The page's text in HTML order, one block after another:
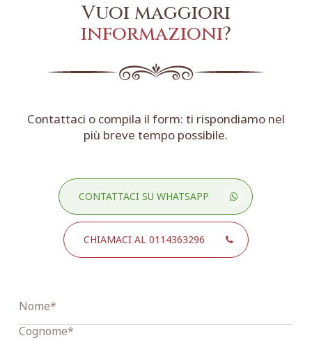
Vuoi maggiori
informazioni?
Contattaci o compila il form: ti rispondiamo nel
più breve tempo possibile.
CONTATTACI SU WHATSAPP
CHIAMACI AL 0114363296